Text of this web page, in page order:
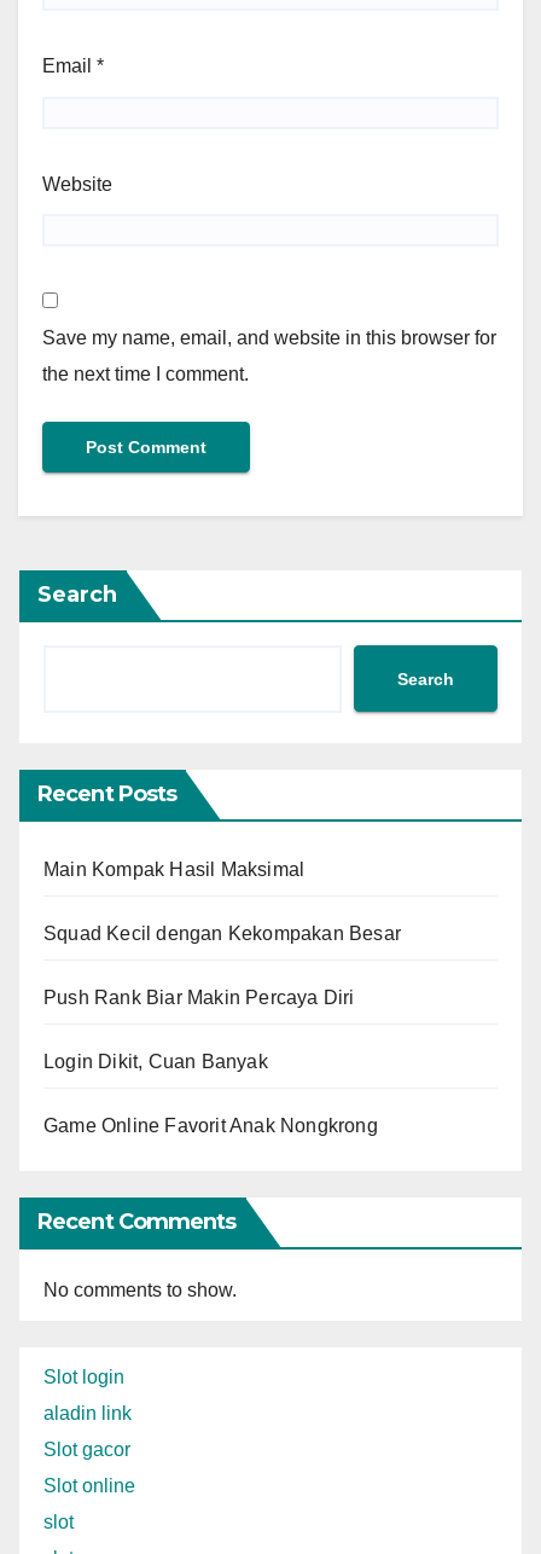
Email *
Website
Save my name, email, and website in this browser for
the next time I comment.
Search
Search
Recent Posts
Main Kompak Hasil Maksimal
Squad Kecil dengan Kekompakan Besar
Push Rank Biar Makin Percaya Diri
Login Dikit, Cuan Banyak
Game Online Favorit Anak Nongkrong
Recent Comments
No comments to show.
Slot login
aladin link
Slot gacor
Slot online
slot